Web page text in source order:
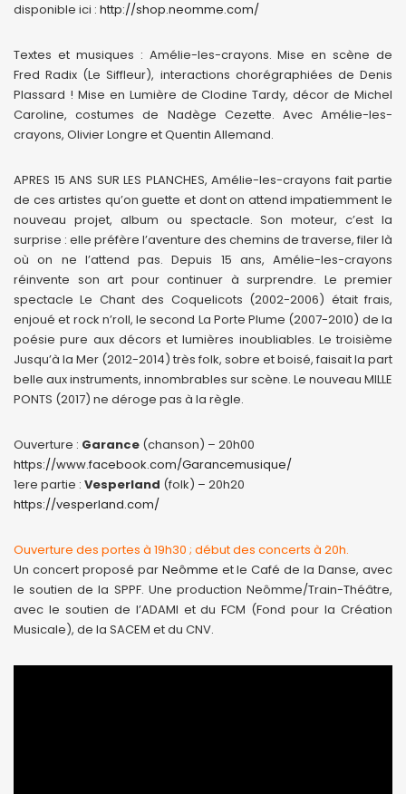
disponible ici : http://shop.neomme.com/
Textes et musiques : Amélie-les-crayons. Mise en scène de
Fred Radix (Le Siffleur), interactions chorégraphiées de Denis
Plassard ! Mise en Lumière de Clodine Tardy, décor de Michel
Caroline, costumes de Nadège Cezette. Avec Amélie-les-
crayons, Olivier Longre et Quentin Allemand.
APRES 15 ANS SUR LES PLANCHES, Amélie-les-crayons fait partie
de ces artistes qu’on guette et dont on attend impatiemment le
nouveau projet, album ou spectacle. Son moteur, c’est la
surprise : elle préfère l’aventure des chemins de traverse, filer là
où on ne l’attend pas. Depuis 15 ans, Amélie-les-crayons
réinvente son art pour continuer à surprendre. Le premier
spectacle Le Chant des Coquelicots (2002-2006) était frais,
enjoué et rock n’roll, le second La Porte Plume (2007-2010) de la
poésie pure aux décors et lumières inoubliables. Le troisième
Jusqu’à la Mer (2012-2014) très folk, sobre et boisé, faisait la part
belle aux instruments, innombrables sur scène. Le nouveau MILLE
PONTS (2017) ne déroge pas à la règle.
Ouverture : Garance (chanson) – 20h00
https://www.facebook.com/Garancemusique/
1ere partie : Vesperland (folk) – 20h20
https://vesperland.com/
Ouverture des portes à 19h30 ; début des concerts à 20h.
Un concert proposé par Neômme et le Café de la Danse, avec
le soutien de la SPPF. Une production Neômme/Train-Théâtre,
avec le soutien de l’ADAMI et du FCM (Fond pour la Création
Musicale), de la SACEM et du CNV.